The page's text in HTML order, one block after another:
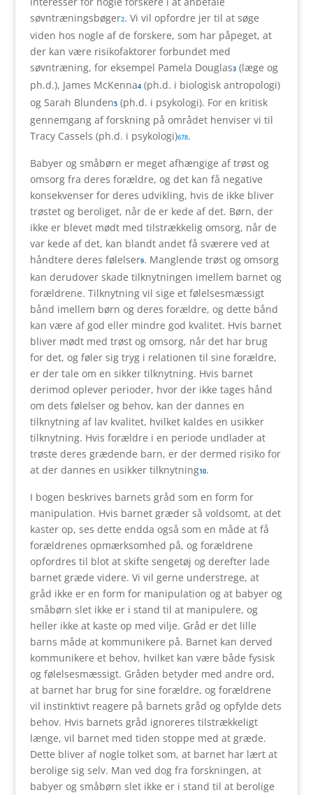
søvntræningsbøger2. Vi vil opfordre jer til at søge
viden hos nogle af de forskere, som har påpeget, at
der kan være risikofaktorer forbundet med
søvntræning, for eksempel Pamela Douglas3(læge og
ph.d.), James McKenna4(ph.d. i biologisk antropologi)
og Sarah Blunden5(ph.d. i psykologi). For en kritisk
gennemgang af forskning på området henviser vi til
Tracy Cassels (ph.d. i psykologi)678.
Babyer og småbørn er meget afhængige af trøst og
omsorg fra deres forældre, og det kan få negative
konsekvenser for deres udvikling, hvis de ikke bliver
trøstet og beroliget, når de er kede af det. Børn, der
ikke er blevet mødt med tilstrækkelig omsorg, når de
var kede af det, kan blandt andet få sværere ved at
håndtere deres følelser9. Manglende trøst og omsorg
kan derudover skade tilknytningen imellem barnet og
forældrene. Tilknytning vil sige et følelsesmæssigt
bånd imellem børn og deres forældre, og dette bånd
kan være af god eller mindre god kvalitet. Hvis barnet
bliver mødt med trøst og omsorg, når det har brug
for det, og føler sig tryg i relationen til sine forældre,
er der tale om en sikker tilknytning. Hvis barnet
derimod oplever perioder, hvor der ikke tages hånd
om dets følelser og behov, kan der dannes en
tilknytning af lav kvalitet, hvilket kaldes en usikker
tilknytning. Hvis forældre i en periode undlader at
trøste deres grædende barn, er der dermed risiko for
at der dannes en usikker tilknytning10.
I bogen beskrives barnets gråd som en form for
manipulation. Hvis barnet græder så voldsomt, at det
kaster op, ses dette endda også som en måde at få
forældrenes opmærksomhed på, og forældrene
opfordres til blot at skifte sengetøj og derefter lade
barnet græde videre. Vi vil gerne understrege, at
gråd ikke er en form for manipulation og at babyer og
småbørn slet ikke er i stand til at manipulere, og
heller ikke at kaste op med vilje. Gråd er det lille
barns måde at kommunikere på. Barnet kan derved
kommunikere et behov, hvilket kan være både fysisk
og følelsesmæssigt. Gråden betyder med andre ord,
at barnet har brug for sine forældre, og forældrene
vil instinktivt reagere på barnets gråd og opfylde dets
behov. Hvis barnets gråd ignoreres tilstrækkeligt
længe, vil barnet med tiden stoppe med at græde.
Dette bliver af nogle tolket som, at barnet har lært at
berolige sig selv. Man ved dog fra forskningen, at
babyer og småbørn slet ikke er i stand til at berolige